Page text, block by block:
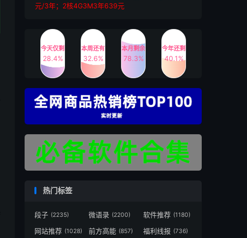
元/3年；2核4G3M3年639元
今天仅剩
28.4%
本周还有
32.6%
本月剩余
78.3%
今年还剩
40.1%
热门标签
段子 (2235) 微语录 (2200) 软件推荐 (1180)
网站推荐 (1028) 前方高能 (857) 福利线报 (736)